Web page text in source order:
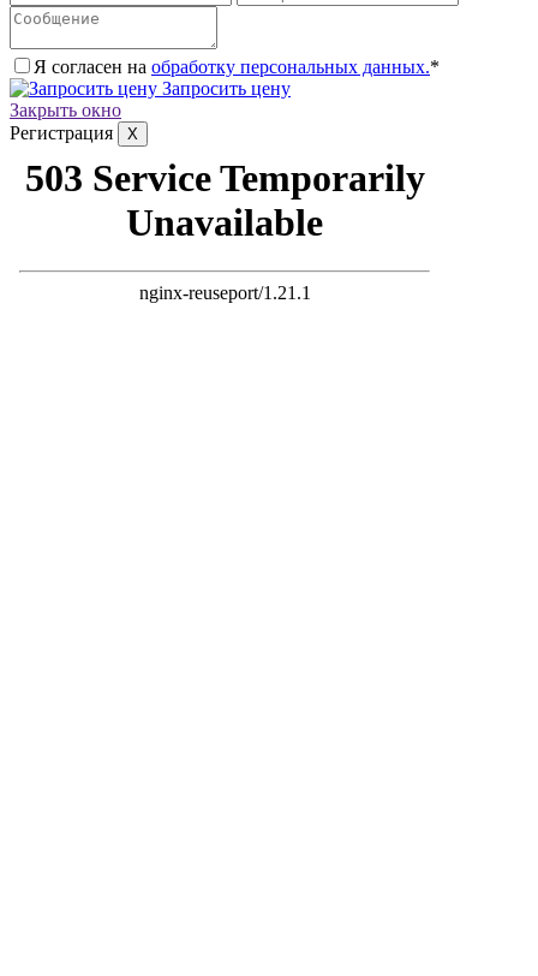
Я согласен на обработку персональных данных.*
Запросить цену
Закрыть окно
Регистрация
X